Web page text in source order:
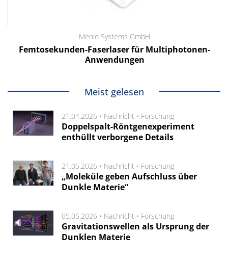
Menlo Systems GmbH
Femtosekunden-Faserlaser für Multiphotonen-
Anwendungen
Meist gelesen
21.04.2026 • Nachricht • Forschung
Doppelspalt-Röntgenexperiment
enthüllt verborgene Details
21.05.2026 • Nachricht • Forschung
„Moleküle geben Aufschluss über
Dunkle Materie“
05.05.2026 • Nachricht • Forschung
Gravitationswellen als Ursprung der
Dunklen Materie